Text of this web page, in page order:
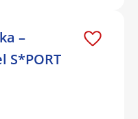
–
S*PORT